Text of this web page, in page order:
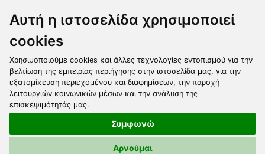
Αυτή η ιστοσελίδα χρησιμοποιεί
cookies
Χρησιμοποιούμε cookies και άλλες τεχνολογίες εντοπισμού για την
βελτίωση της εμπειρίας περιήγησης στην ιστοσελίδα μας, για την
εξατομίκευση περιεχομένου και διαφημίσεων, την παροχή
λειτουργιών κοινωνικών μέσων και την ανάλυση της
επισκεψιμότητάς μας.
Συμφωνώ
Αρνούμαι